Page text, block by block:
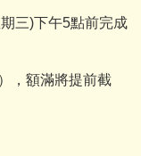
三)下午5點前完成
，額滿將提前截